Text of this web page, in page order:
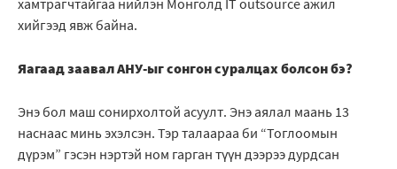
хамтрагчтайгаа нийлэн Монголд IT outsource ажил
хийгээд явж байна.
Яагаад заавал АНУ-ыг сонгон суралцах болсон бэ?
Энэ бол маш сонирхолтой асуулт. Энэ аялал маань 13
наснаас минь эхэлсэн. Тэр талаараа би “Тоглоомын
дүрэм” гэсэн нэртэй ном гарган түүн дээрээ дурдсан